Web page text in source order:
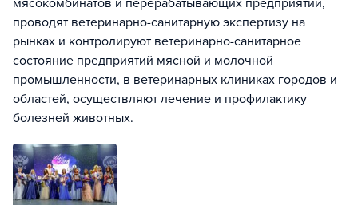
мясокомбинатов и перерабатывающих предприятий,
проводят ветеринарно-санитарную экспертизу на
рынках и контролируют ветеринарно-санитарное
состояние предприятий мясной и молочной
промышленности, в ветеринарных клиниках городов и
областей, осуществляют лечение и профилактику
болезней животных.